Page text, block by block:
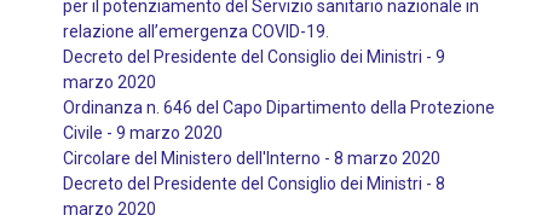
per il potenziamento del Servizio sanitario nazionale in
relazione all’emergenza COVID-19.
Decreto del Presidente del Consiglio dei Ministri - 9
marzo 2020
Ordinanza n. 646 del Capo Dipartimento della Protezione
Civile - 9 marzo 2020
Circolare del Ministero dell'Interno - 8 marzo 2020
Decreto del Presidente del Consiglio dei Ministri - 8
marzo 2020